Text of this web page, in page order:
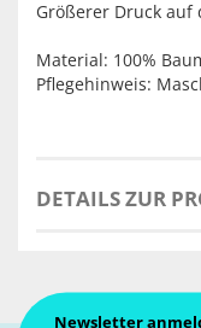
Größerer Druck auf
Material: 100%
Pflegehinweis:
DETAILS ZUR
Newsletter